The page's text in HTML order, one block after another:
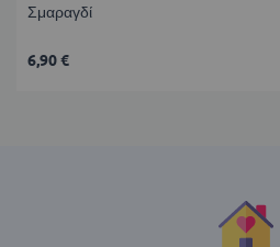
Σμαραγδί
6,90 €